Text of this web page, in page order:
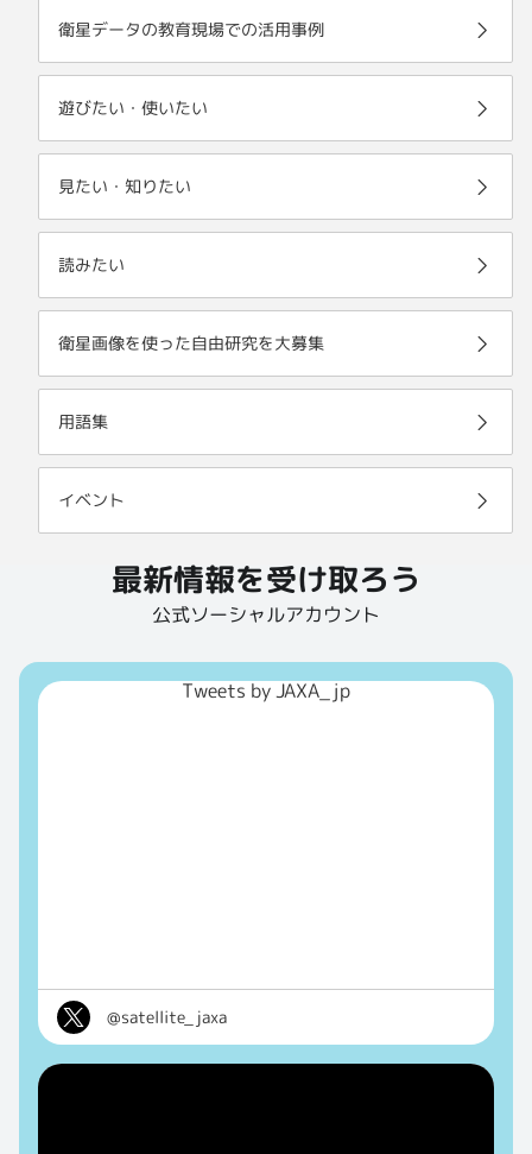
衛星データの教育現場での活用事例
遊びたい・使いたい
見たい・知りたい
読みたい
衛星画像を使った自由研究を大募集
用語集
イベント
最新情報を受け取ろう
公式ソーシャルアカウント
Tweets by JAXA_jp
@satellite_jaxa